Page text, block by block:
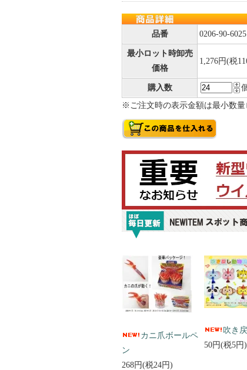
品番 0206-90-6025
最小ロット時卸売
価格
1,276円(税
購入数
※ご注文時の表示金額は最小数量
カニ爪ボールペ
ン
268円(税24円)
吹き
50円(税5円)